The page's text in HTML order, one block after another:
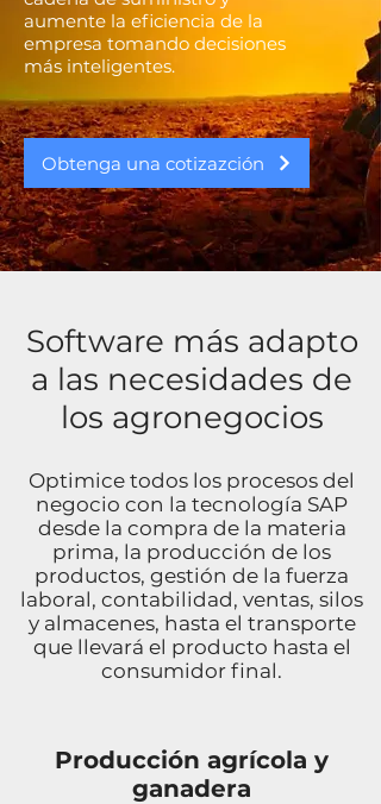
aumente la eficiencia de la
empresa tomando decisiones
más inteligentes.
Obtenga una cotizazción
Software más adapto
a las necesidades de
los agronegocios
Optimice todos los procesos del
negocio con la tecnología SAP
desde la compra de la materia
prima, la producción de los
productos, gestión de la fuerza
laboral, contabilidad, ventas, silos
y almacenes, hasta el transporte
que llevará el producto hasta el
consumidor final.
Producción agrícola y
ganadera